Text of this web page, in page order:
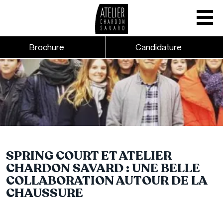
Skip to main content
Brochure Candidature
SPRING COURT ET ATELIER
CHARDON SAVARD : UNE BELLE
COLLABORATION AUTOUR DE LA
CHAUSSURE